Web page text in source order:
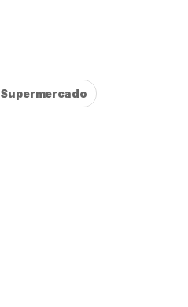
Supermercado